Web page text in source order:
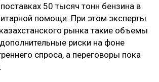
50 тысяч тонн бензина в
помощи. При этом эксперты
рынка такие объемы
риски на фоне
спроса, а переговоры пока